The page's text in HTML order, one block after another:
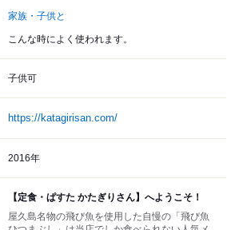
家族・子供と
こんな時によく使われます。
子供可
https://katagirisan.com/
2016年
【定食・ぱすた かたぎりさん】へようこそ！
屋久島名物の飛び魚を使用した自慢の「飛び魚